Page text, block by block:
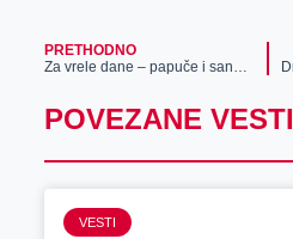
PRETHODNO
Za vrele dane – papuče i sandale
POVEZANE VESTI
VESTI